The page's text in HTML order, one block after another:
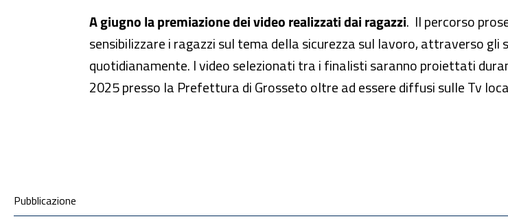
A giugno la premiazione dei video realizzati dai ragazzi. Il percorso
sensibilizzare i ragazzi sul tema della sicurezza sul lavoro, attraverso
quotidianamente. I video selezionati tra i finalisti saranno proiettati
2025 presso la Prefettura di Grosseto oltre ad essere diffusi sulle Tv
Condivisione social
Pubblicazione